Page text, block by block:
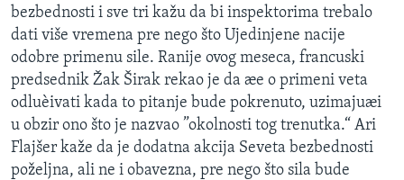
bezbednosti i sve tri kažu da bi inspektorima trebalo
dati više vremena pre nego što Ujedinjene nacije
odobre primenu sile. Ranije ovog meseca, francuski
predsednik Žak Širak rekao je da æe o primeni veta
odluèivati kada to pitanje bude pokrenuto, uzimajuæi
u obzir ono što je nazvao ”okolnosti tog trenutka.“ Ari
Flajšer kaže da je dodatna akcija Seveta bezbednosti
poželjna, ali ne i obavezna, pre nego što sila bude